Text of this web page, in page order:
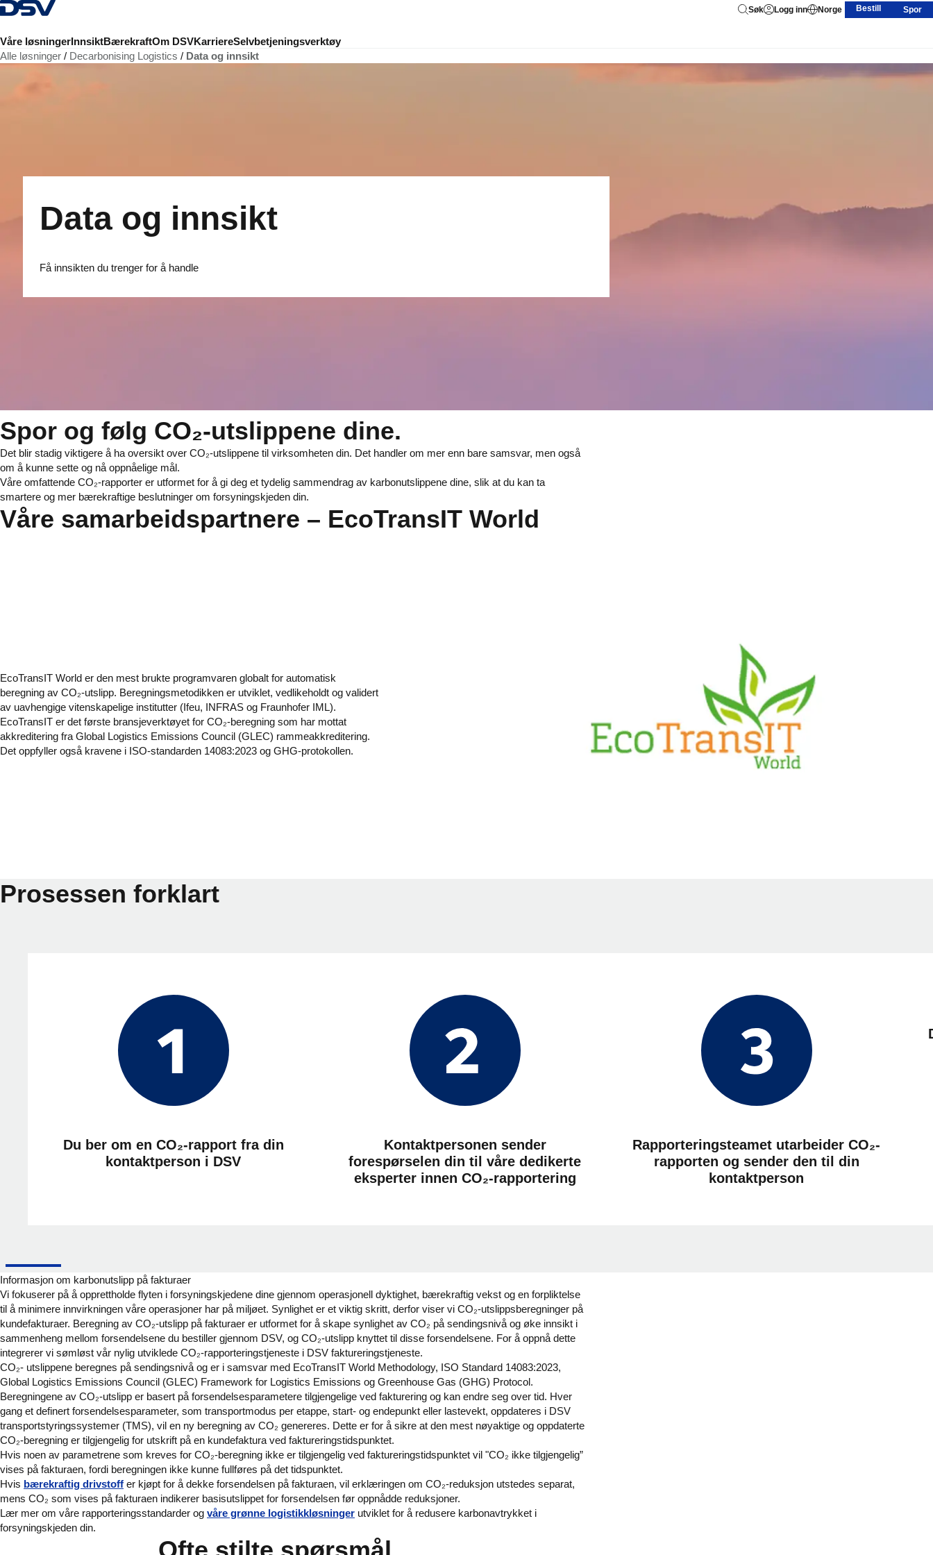
Tilbake til hjemmesiden
Våre løsningerInnsiktBærekraftOm DSVKarriereSelvbetjeningsverktøy
Søk Logg inn Norge Bestill Spor
Alle løsninger Decarbonising Logistics Data og innsikt
Data og innsikt
Få innsikten du trenger for å handle
Spor og følg CO₂-utslippene dine.
Det blir stadig viktigere å ha oversikt over CO₂-utslippene til virksomheten din. Det handler om mer enn bare samsvar, men også
om å kunne sette og nå oppnåelige mål.
Våre omfattende CO₂-rapporter er utformet for å gi deg et tydelig sammendrag av karbonutslippene dine, slik at du kan ta
smartere og mer bærekraftige beslutninger om forsyningskjeden din.
Våre samarbeidspartnere – EcoTransIT World
EcoTransIT World er den mest brukte programvaren globalt for automatisk
beregning av CO₂-utslipp. Beregningsmetodikken er utviklet, vedlikeholdt og validert
av uavhengige vitenskapelige institutter (Ifeu, INFRAS og Fraunhofer IML).
EcoTransIT er det første bransjeverktøyet for CO₂-beregning som har mottat
akkreditering fra Global Logistics Emissions Council (GLEC) rammeakkreditering.
Det oppfyller også kravene i ISO-standarden 14083:2023 og GHG-protokollen.
Prosessen forklart
Du ber om en CO₂-rapport fra din
kontaktperson i DSV
Kontaktpersonen sender
forespørselen din til våre dedikerte
eksperter innen CO₂-rapportering
Rapporteringsteamet utarbeider CO₂-
rapporten og sender den til din
kontaktperson
Informasjon om karbonutslipp på fakturaer
Vi fokuserer på å opprettholde flyten i forsyningskjedene dine gjennom operasjonell dyktighet, bærekraftig vekst og en forpliktelse
til å minimere innvirkningen våre operasjoner har på miljøet. Synlighet er et viktig skritt, derfor viser vi CO₂-utslippsberegninger på
kundefakturaer. Beregning av CO₂-utslipp på fakturaer er utformet for å skape synlighet av CO₂ på sendingsnivå og øke innsikt i
sammenheng mellom forsendelsene du bestiller gjennom DSV, og CO₂-utslipp knyttet til disse forsendelsene. For å oppnå dette
integrerer vi sømløst vår nylig utviklede CO₂-rapporteringstjeneste i DSV faktureringstjeneste.
CO₂- utslippene beregnes på sendingsnivå og er i samsvar med EcoTransIT World Methodology, ISO Standard 14083:2023,
Global Logistics Emissions Council (GLEC) Framework for Logistics Emissions og Greenhouse Gas (GHG) Protocol.
Beregningene av CO₂-utslipp er basert på forsendelsesparametere tilgjengelige ved fakturering og kan endre seg over tid. Hver
gang et definert forsendelsesparameter, som transportmodus per etappe, start- og endepunkt eller lastevekt, oppdateres i DSV
transportstyringssystemer (TMS), vil en ny beregning av CO₂ genereres. Dette er for å sikre at den mest nøyaktige og oppdaterte
CO₂-beregning er tilgjengelig for utskrift på en kundefaktura ved faktureringstidspunktet.
Hvis noen av parametrene som kreves for CO₂-beregning ikke er tilgjengelig ved faktureringstidspunktet vil "CO₂ ikke tilgjengelig”
vises på fakturaen, fordi beregningen ikke kunne fullføres på det tidspunktet.
Hvis bærekraftig drivstoff er kjøpt for å dekke forsendelsen på fakturaen, vil erklæringen om CO₂-reduksjon utstedes separat,
mens CO₂ som vises på fakturaen indikerer basisutslippet for forsendelsen før oppnådde reduksjoner.
Lær mer om våre rapporteringsstandarder og våre grønne logistikkløsninger utviklet for å redusere karbonavtrykket i
forsyningskjeden din.